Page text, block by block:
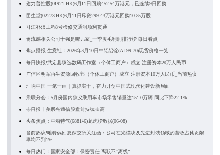
达力普控股(01921.HK)6月11日回购452.54万港元，已连续9日回购
固生堂(02273.HK)6月11日斥资299.43万港元回购10.85万股
引江补汉工程8号检修交通洞顺利贯通
禽流感相关公司十强是哪几家_一季度毛利润排行榜 每日看点
焦点播报:生意社：2026年6月10日中铝铝锭(AL99.70)现货价格一览
每日快报!武定县臻选数码工作室（个体工商户）成立 注册资本20万人民币
广信区明军再生资源回收部（个体工商户）成立 注册资本10万人民币_当前热议
理响中国·一笔一画｜真抓实干，奋力开创中国式现代化建设新局面
乘联分会：5月份国内狭义乘用车市场零售销量达151.0万辆 同比下降22.1%
今日报丨美股光通信股盘前持续走高
头条焦点：中船特气(688146)龙虎榜数据(06-08)
当前热议!唯特偶回复深交所关注函：公司在光模块及先进封装领域的营收占比贡献
率均不到1%
每日热门：国家安全部：保密责任 离职不“离线”